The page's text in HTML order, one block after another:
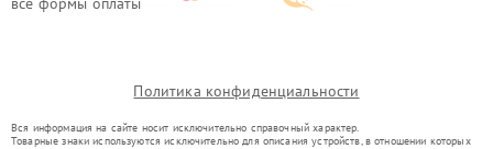
Политика конфиденциальности
Вся информация на сайте носит исключительно справочный характер.
Товарные знаки используются исключительно для описания устройств, в отношении которых